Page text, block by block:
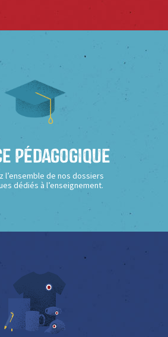
Pédagogique
l’ensemble de nos dossiers
dédiés à l’enseignement.